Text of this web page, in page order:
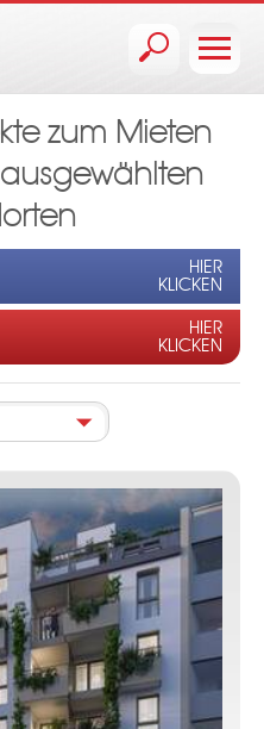
zum Mieten
HIER
KLICKEN
HIER
KLICKEN